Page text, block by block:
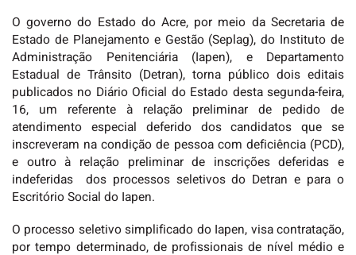
O governo do Estado do Acre, por meio da Secretaria de
Estado de Planejamento e Gestão (Seplag), do Instituto de
Administração Penitenciária (Iapen), e Departamento
Estadual de Trânsito (Detran), torna público dois editais
publicados no Diário Oficial do Estado desta segunda-feira,
16, um referente à relação preliminar de pedido de
atendimento especial deferido dos candidatos que se
inscreveram na condição de pessoa com deficiência (PCD),
e outro à relação preliminar de inscrições deferidas e
indeferidas dos processos seletivos do Detran e para o
Escritório Social do Iapen.
O processo seletivo simplificado do Iapen, visa contratação,
por tempo determinado, de profissionais de nível médio e